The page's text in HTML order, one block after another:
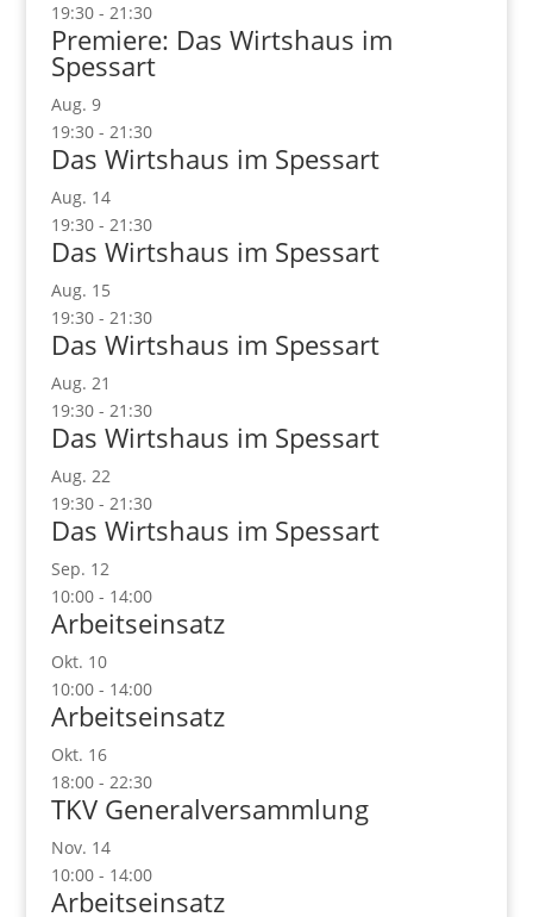
19:30- 21:30
Premiere: Das Wirtshaus im
Spessart
Aug. 9
19:30- 21:30
Das Wirtshaus im Spessart
Aug. 14
19:30- 21:30
Das Wirtshaus im Spessart
Aug. 15
19:30- 21:30
Das Wirtshaus im Spessart
Aug. 21
19:30- 21:30
Das Wirtshaus im Spessart
Aug. 22
19:30- 21:30
Das Wirtshaus im Spessart
Sep. 12
10:00- 14:00
Arbeitseinsatz
Okt. 10
10:00- 14:00
Arbeitseinsatz
Okt. 16
18:00- 22:30
TKV Generalversammlung
Nov. 14
10:00- 14:00
Arbeitseinsatz